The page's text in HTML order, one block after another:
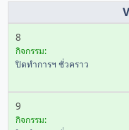
8
กิจกรรม:
ปิดทำการฯ ชั่วคราว
9
กิจกรรม: